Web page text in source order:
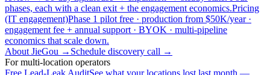
phases, each with a clean exit + the engagement economics.Pricing
(IT engagement)Phase 1 pilot free · production from $50K/year ·
engagement fee + annual support · BYOK · multi-pipeline
economics that scale down.
About JieGou → Schedule discovery call →
For multi-location operators
Free Lead-Leak AuditSee what your locations lost last month —